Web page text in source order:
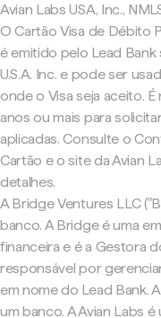
Avian Labs USA, Inc.,
O Cartão Visa de Débito
é emitido pelo Lead Bank
U.S.A. Inc. e pode ser
onde o Visa seja aceito.
anos ou mais para
aplicadas. Consulte o
Cartão e o site da Avian
detalhes.
A Bridge Ventures LLC
banco. A Bridge é uma
financeira e é a Gestora
responsável por
em nome do Lead Bank.
um banco. A Avian Labs